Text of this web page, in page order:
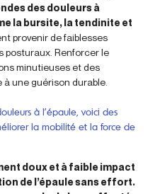
des douleurs à
la bursite, la tendinite et
provenir de faiblesses
posturaux. Renforcer le
minutieuses et des
une guérison durable.
à l’épaule, voici des
la mobilité et la force de
doux et à faible impact
de l’épaule sans effort.